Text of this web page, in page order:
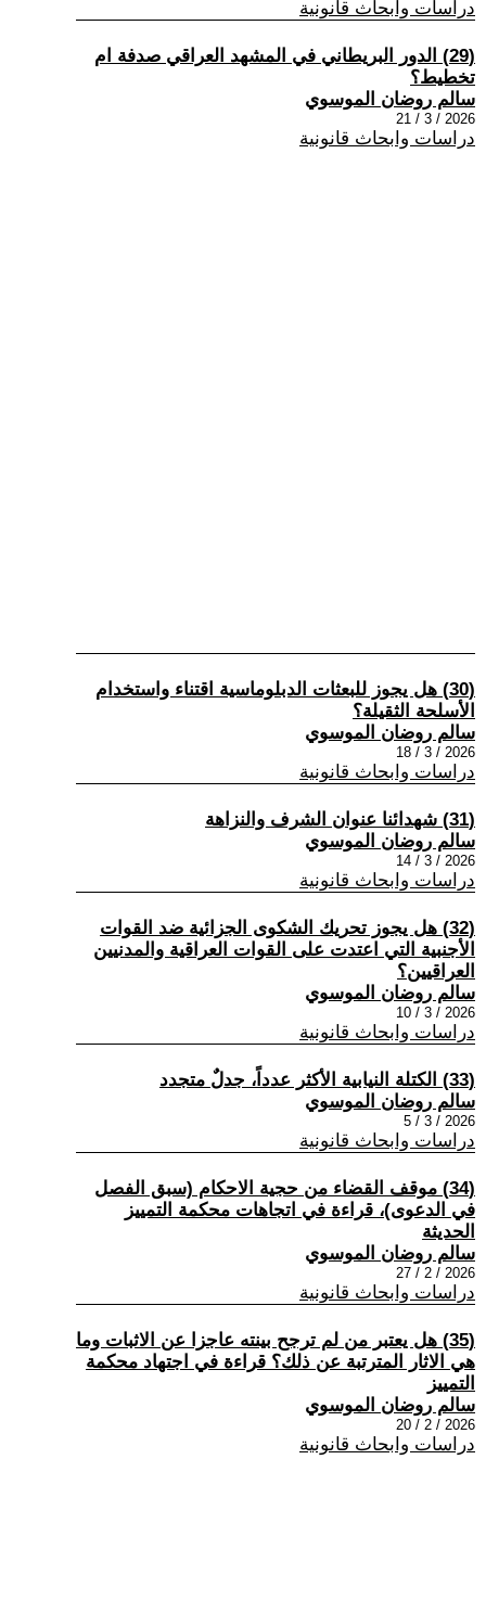
دراسات وابحاث قانونية
(29) الدور البريطاني في المشهد العراقي صدفة ام
تخطيط؟
سالم روضان الموسوي
2026 / 3 / 21
دراسات وابحاث قانونية
(30) هل يجوز للبعثات الدبلوماسية اقتناء واستخدام
الأسلحة الثقيلة؟
سالم روضان الموسوي
2026 / 3 / 18
دراسات وابحاث قانونية
(31) شهدائنا عنوان الشرف والنزاهة
سالم روضان الموسوي
2026 / 3 / 14
دراسات وابحاث قانونية
(32) هل يجوز تحريك الشكوى الجزائية ضد القوات
الأجنبية التي اعتدت على القوات العراقية والمدنيين
العراقيين؟
سالم روضان الموسوي
2026 / 3 / 10
دراسات وابحاث قانونية
(33) الكتلة النيابية الأكثر عدداً، جدلٌ متجدد
سالم روضان الموسوي
2026 / 3 / 5
دراسات وابحاث قانونية
(34) موقف القضاء من حجية الاحكام (سبق الفصل
في الدعوى)، قراءة في اتجاهات محكمة التمييز
الحديثة
سالم روضان الموسوي
2026 / 2 / 27
دراسات وابحاث قانونية
(35) هل يعتبر من لم ترجح بينته عاجزا عن الاثبات وما
هي الاثار المترتبة عن ذلك؟ قراءة في اجتهاد محكمة
التمييز
سالم روضان الموسوي
2026 / 2 / 20
دراسات وابحاث قانونية